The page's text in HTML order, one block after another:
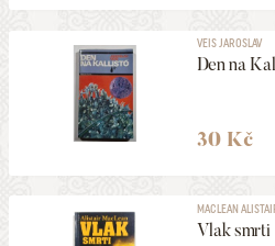
VEIS JAROSLAV
Den na
30 Kč
MACLEAN
Vlak smrti